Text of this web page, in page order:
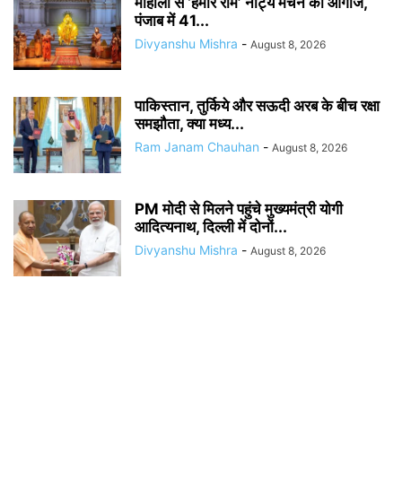
पंजाब में 41...
Divyanshu Mishra - August 8, 2026
पाकिस्तान, तुर्किये और सऊदी अरब के बीच रक्षा
समझौता, क्या मध्य...
Ram Janam Chauhan - August 8, 2026
PM मोदी से मिलने पहुंचे मुख्यमंत्री योगी
आदित्यनाथ, दिल्ली में दोनों...
Divyanshu Mishra - August 8, 2026